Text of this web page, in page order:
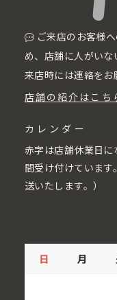
ご来店のお客様
め、店舗に人がい
来店時には連絡をお
店舗の紹介はこち
カレンダー
赤字は店舗休業日
間受け付けていま
送いたします。）
日 月